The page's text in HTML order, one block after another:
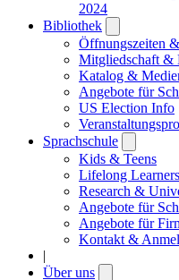
2024
Bibliothek
submenu
Öffnungszeiten
Mitgliedschaft &
Katalog &
Angebote für
US Election Info
Sprachschule
submenu
Kids & Teens
Lifelong Learners
Research &
Angebote für
Angebote für
Kontakt &
|
Über uns